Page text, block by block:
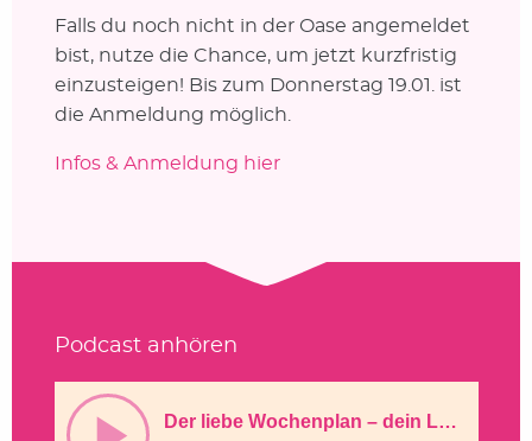
Falls du noch nicht in der Oase angemeldet
bist, nutze die Chance, um jetzt kurzfristig
einzusteigen! Bis zum Donnerstag 19.01. ist
die Anmeldung möglich.
Infos & Anmeldung hier
Podcast anhören